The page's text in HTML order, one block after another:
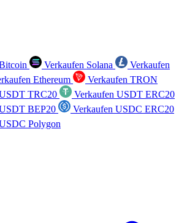
Verkaufen Solana
Verkaufen
Ethereum
Verkaufen TRON
TRC20
Verkaufen USDT ERC20
BEP20
Verkaufen USDC ERC20
Polygon